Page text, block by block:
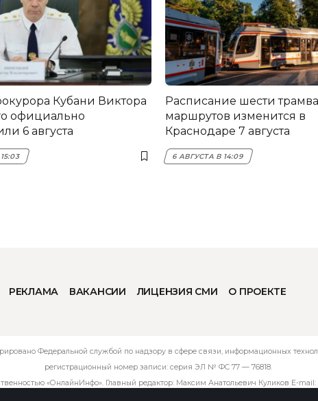
Кубани Виктора
официально
6 августа
Расписание шести
маршрутов изменится в
Краснодаре 7 августа
6 АВГУСТА В 14:09
РЕКЛАМА ВАКАНСИИ ЛИЦЕНЗИЯ СМИ О ПРОЕКТЕ
Федеральной службой по надзору в сфере связи, информационных
регистрационный номер записи: серия ЭЛ № ФС 77 — 76818.
«ОнлайнИнфо». Главный редактор: Максим Анатольевич Куликов E-mail: